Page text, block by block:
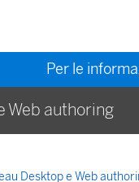
Per le
Web authoring
Desktop e Web